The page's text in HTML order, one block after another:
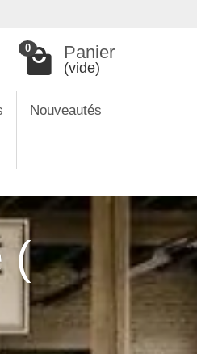
0 Panier
(vide)
Nouveautés
(